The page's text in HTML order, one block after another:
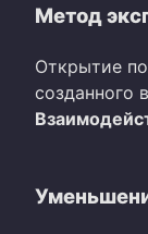
Метод
Открытие
созданного